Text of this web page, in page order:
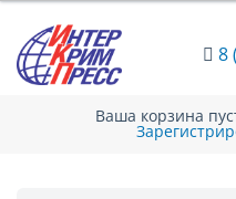
8
Ваша корзина